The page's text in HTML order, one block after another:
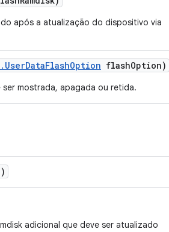
após a atualização do dispositivo via
. UserDataFlashOption flashOption)
mostrada, apagada ou retida.
adicional que deve ser atualizado